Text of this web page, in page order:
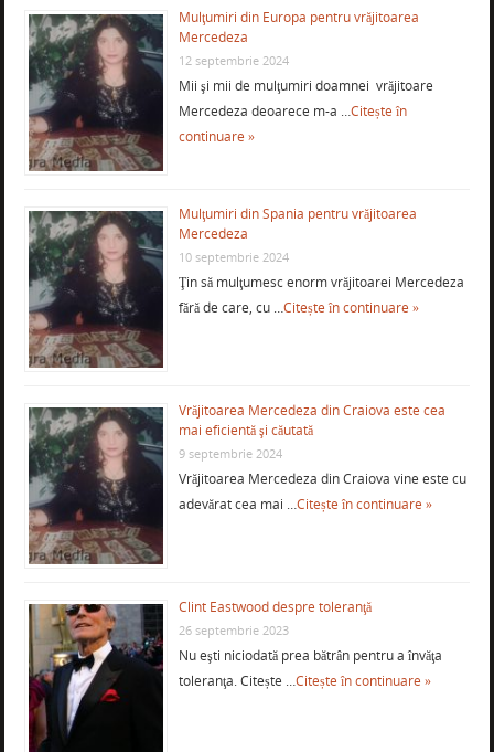
Mulţumiri din Europa pentru vrăjitoarea
Mercedeza
12 septembrie 2024
Mii şi mii de mulţumiri doamnei vrăjitoare
Mercedeza deoarece m-a …Citește în
continuare »
Mulţumiri din Spania pentru vrăjitoarea
Mercedeza
10 septembrie 2024
Ţin să mulţumesc enorm vrăjitoarei Mercedeza
fără de care, cu …Citește în continuare »
Vrăjitoarea Mercedeza din Craiova este cea
mai eficientă şi căutată
9 septembrie 2024
Vrăjitoarea Mercedeza din Craiova vine este cu
adevărat cea mai …Citește în continuare »
Clint Eastwood despre toleranţă
26 septembrie 2023
Nu eşti niciodată prea bătrân pentru a învăţa
toleranţa. Citește …Citește în continuare »